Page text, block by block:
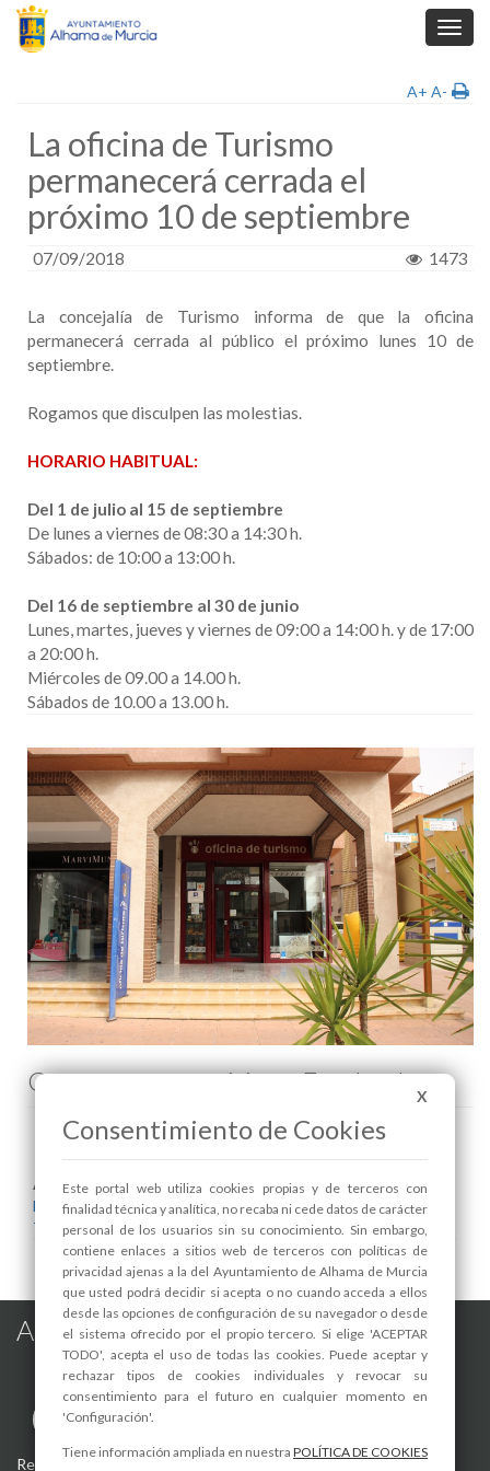
A+ A-
La oficina de Turismo
permanecerá cerrada el
próximo 10 de septiembre
07/09/2018 1473
La concejalía de Turismo informa de que la oficina
permanecerá cerrada al público el próximo lunes 10 de
septiembre.
Rogamos que disculpen las molestias.
HORARIO HABITUAL:
Del 1 de julio al 15 de septiembre
De lunes a viernes de 08:30 a 14:30 h.
Sábados: de 10:00 a 13:00 h.
Del 16 de septiembre al 30 de junio
Lunes, martes, jueves y viernes de 09:00 a 14:00 h. y de 17:00
a 20:00 h.
Miércoles de 09.00 a 14.00 h.
Sábados de 10.00 a 13.00 h.
Comenta esta noticia en Facebook
Areas relacionadas:
Dependencias
Turismo
Alhama de Murcia en las Redes
Registro de actividades de tratamiento -Aviso Legal-Política de
X
Consentimiento de Cookies
Este portal web utiliza cookies propias y de terceros con
finalidad técnica y analítica, no recaba ni cede datos de carácter
personal de los usuarios sin su conocimiento. Sin embargo,
contiene enlaces a sitios web de terceros con políticas de
privacidad ajenas a la del Ayuntamiento de Alhama de Murcia
que usted podrá decidir si acepta o no cuando acceda a ellos
desde las opciones de configuración de su navegador o desde
el sistema ofrecido por el propio tercero. Si elige 'ACEPTAR
TODO', acepta el uso de todas las cookies. Puede aceptar y
rechazar tipos de cookies individuales y revocar su
consentimiento para el futuro en cualquier momento en
'Configuración'.
Tiene información ampliada en nuestra POLÍTICA DE COOKIES